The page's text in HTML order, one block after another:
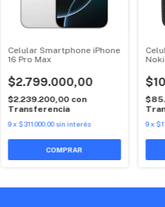
Celular Smartphone iPhone
16 Pro Max
$2.799.000,00
$2.239.200,00 con
Transferencia
9x $311.000,00 sin interés
COMPRAR
9x